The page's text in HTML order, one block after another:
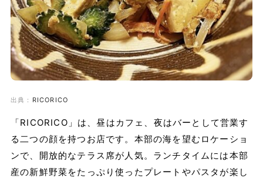
出典： RICORICO
「RICORICO」は、昼はカフェ、夜はバーとして営業す
る二つの顔を持つお店です。本部の海を望むロケーショ
ンで、開放的なテラス席が人気。ランチタイムには本部
産の新鮮野菜をたっぷり使ったプレートやパスタが楽し